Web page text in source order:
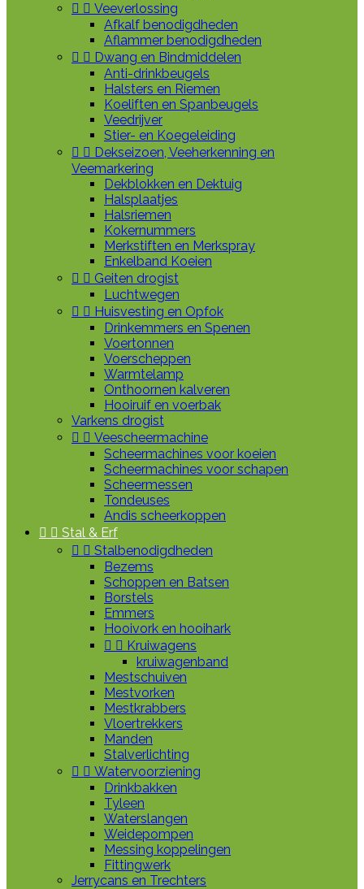
  Veeverlossing
Afkalf benodigdheden
Aflammer benodigdheden
  Dwang en Bindmiddelen
Anti-drinkbeugels
Halsters en Riemen
Koeliften en Spanbeugels
Veedrijver
Stier- en Koegeleiding
  Dekseizoen, Veeherkenning en
Veemarkering
Dekblokken en Dektuig
Halsplaatjes
Halsriemen
Kokernummers
Merkstiften en Merkspray
Enkelband Koeien
  Geiten drogist
Luchtwegen
  Huisvesting en Opfok
Drinkemmers en Spenen
Voertonnen
Voerscheppen
Warmtelamp
Onthoornen kalveren
Hooiruif en voerbak
Varkens drogist
  Veescheermachine
Scheermachines voor koeien
Scheermachines voor schapen
Scheermessen
Tondeuses
Andis scheerkoppen
  Stal & Erf
  Stalbenodigdheden
Bezems
Schoppen en Batsen
Borstels
Emmers
Hooivork en hooihark
  Kruiwagens
kruiwagenband
Mestschuiven
Mestvorken
Mestkrabbers
Vloertrekkers
Manden
Stalverlichting
  Watervoorziening
Drinkbakken
Tyleen
Waterslangen
Weidepompen
Messing koppelingen
Fittingwerk
Jerrycans en Trechters